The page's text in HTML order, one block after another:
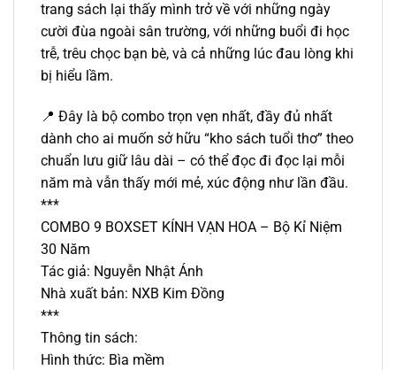
trang sách lại thấy mình trở về với những ngày
cười đùa ngoài sân trường, với những buổi đi học
trễ, trêu chọc bạn bè, và cả những lúc đau lòng khi
bị hiểu lầm.
📍 Đây là bộ combo trọn vẹn nhất, đầy đủ nhất
dành cho ai muốn sở hữu “kho sách tuổi thơ” theo
chuẩn lưu giữ lâu dài – có thể đọc đi đọc lại mỗi
năm mà vẫn thấy mới mẻ, xúc động như lần đầu.
***
COMBO 9 BOXSET KÍNH VẠN HOA – Bộ Kỉ Niệm
30 Năm
Tác giả: Nguyễn Nhật Ánh
Nhà xuất bản: NXB Kim Đồng
***
Thông tin sách:
Hình thức: Bìa mềm